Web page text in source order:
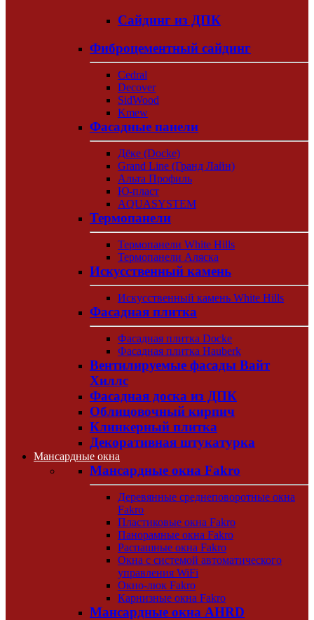
Сайдинг из ДПК
Фиброцементный сайдинг
Cedral
Decover
SidWood
Kmew
Фасадные панели
Дёке (Docke)
Grand Line (Гранд Лайн)
Альта Профиль
Ю-пласт
AQUASYSTEM
Термопанели
Термопанели White Hills
Термопанели Аляска
Искусственный камень
Искусственный камень White Hills
Фасадная плитка
Фасадная плитка Docke
Фасадная плитка Hauberk
Вентилируемые фасады Вайт
Хиллс
Фасадная доска из ДПК
Облицовочный кирпич
Клинкерный плитка
Декоративная штукатурка
Мансардные окна
Мансардные окна Fakro
Деревянные среднеповоротные окна
Fakro
Пластиковые окна Fakro
Панорамные окна Fakro
Распашные окна Fakro
Окна с системой автоматического
управления WiFi
Окно-люк Fakro
Карнизные окна Fakro
Мансардные окна AHRD